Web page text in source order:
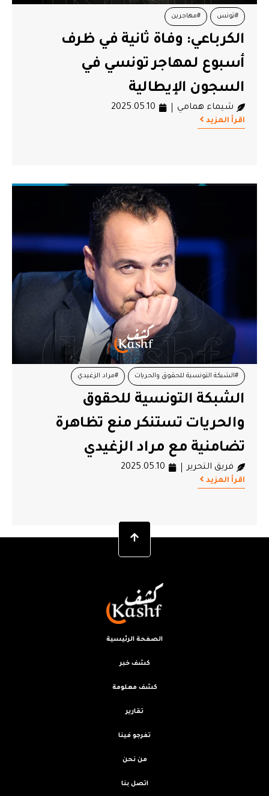
#تونس #مهاجرين
الكرباعي: وفاة ثانية في ظرف
أسبوع لمهاجر تونسي في
السجون الإيطالية
شيماء همامي 2025.05.10
اقرأ المزيد
#الشبكة التونسية للحقوق والحريات #مراد الزغيدي
الشبكة التونسية للحقوق
والحريات تستنكر منع تظاهرة
تضامنية مع مراد الزغيدي
فريق التحرير 2025.05.10
اقرأ المزيد
الصفحة الرئيسية
كشف خبر
كشف معلومة
تقارير
تفرجو فينا
من نحن
اتصل بنا